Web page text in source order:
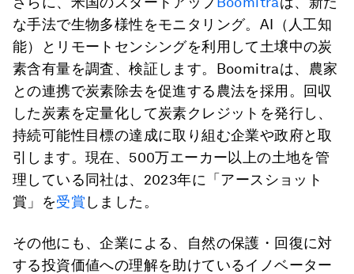
な手法で生物多様性をモニタリング。AI（人工知
能）とリモートセンシングを利用して土壌中の炭
素含有量を調査、検証します。Boomitraは、農家
との連携で炭素除去を促進する農法を採用。回収
した炭素を定量化して炭素クレジットを発行し、
持続可能性目標の達成に取り組む企業や政府と取
引します。現在、500万エーカー以上の土地を管
理している同社は、2023年に「アースショット
賞」を受賞 しました。
その他にも、企業による、自然の保護・回復に対
する投資価値への理解を助けているイノベーター